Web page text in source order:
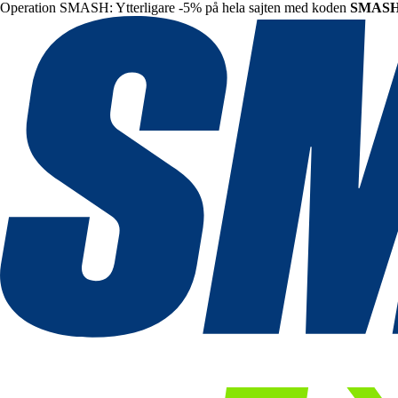
Operation SMASH: Ytterligare -5% på hela sajten med koden